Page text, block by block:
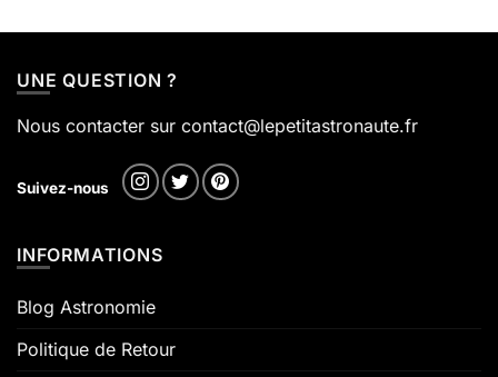
UNE QUESTION ?
Nous contacter sur contact@lepetitastronaute.fr
Suivez-nous
INFORMATIONS
Blog Astronomie
Politique de Retour